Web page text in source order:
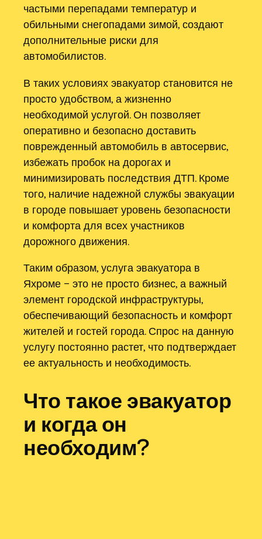
частыми перепадами температур и
обильными снегопадами зимой, создают
дополнительные риски для
автомобилистов.
В таких условиях эвакуатор становится не
просто удобством, а жизненно
необходимой услугой. Он позволяет
оперативно и безопасно доставить
поврежденный автомобиль в автосервис,
избежать пробок на дорогах и
минимизировать последствия ДТП. Кроме
того, наличие надежной службы эвакуации
в городе повышает уровень безопасности
и комфорта для всех участников
дорожного движения.
Таким образом, услуга эвакуатора в
Яхроме – это не просто бизнес, а важный
элемент городской инфраструктуры,
обеспечивающий безопасность и комфорт
жителей и гостей города. Спрос на данную
услугу постоянно растет, что подтверждает
ее актуальность и необходимость.
Что такое эвакуатор
и когда он
необходим?